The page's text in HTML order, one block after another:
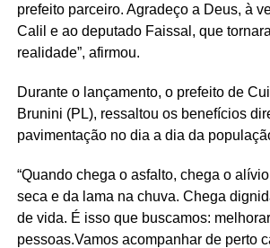
prefeito parceiro. Agradeço a Deus, à
Calil e ao deputado Faissal, que
realidade”, afirmou.
Durante o lançamento, o prefeito de
Brunini (PL), ressaltou os benefícios
pavimentação no dia a dia da
“Quando chega o asfalto, chega o
seca e da lama na chuva. Chega
de vida. É isso que buscamos:
pessoas.Vamos acompanhar de perto